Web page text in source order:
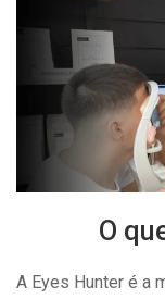
O
A Eyes Hunter é a